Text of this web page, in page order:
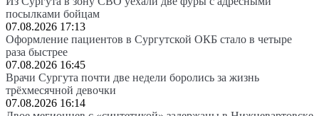
посылками бойцам
07.08.2026 17:13
Оформление пациентов в Сургутской ОКБ стало в четыре
раза быстрее
07.08.2026 16:45
Врачи Сургута почти две недели боролись за жизнь
трёхмесячной девочки
07.08.2026 16:14